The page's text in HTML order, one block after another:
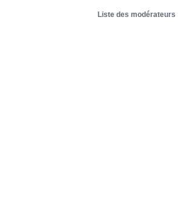
Liste des modérateurs